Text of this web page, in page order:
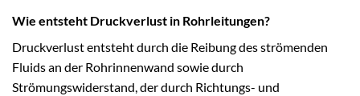
Wie entsteht Druckverlust in Rohrleitungen?
Druckverlust entsteht durch die Reibung des strömenden
Fluids an der Rohrinnenwand sowie durch
Strömungswiderstand, der durch Richtungs- und